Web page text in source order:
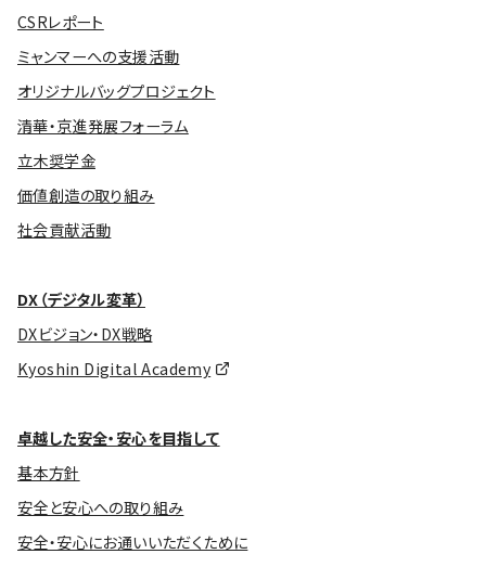
CSRレポート
ミャンマーへの支援活動
オリジナルバッグプロジェクト
清華・京進発展フォーラム
立木奨学金
価値創造の取り組み
社会貢献活動
DX（デジタル変革）
DXビジョン・DX戦略
Kyoshin Digital Academy
卓越した安全・安心を目指して
基本方針
安全と安心への取り組み
安全・安心にお通いいただくために